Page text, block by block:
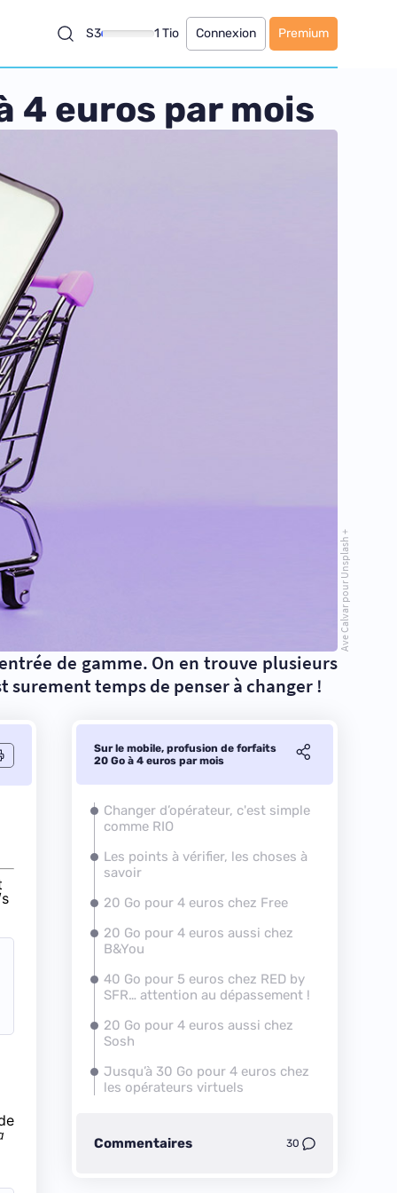
S3 1 Tio Connexion Premium
4 euros par mois
Ave Calvar pour Unsplash +
de gamme. On en trouve plusieurs
surement temps de penser à changer !
Sur le mobile, profusion de forfaits
20 Go à 4 euros par mois
Changer d’opérateur, c'est simple
comme RIO
Les points à vérifier, les choses à
savoir
20 Go pour 4 euros chez Free
20 Go pour 4 euros aussi chez
B&You
40 Go pour 5 euros chez RED by
SFR… attention au dépassement !
20 Go pour 4 euros aussi chez
Sosh
Jusqu’à 30 Go pour 4 euros chez
les opérateurs virtuels
Commentaires 30